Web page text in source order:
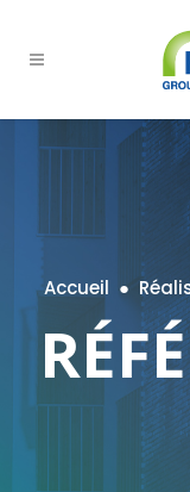
Accueil ●